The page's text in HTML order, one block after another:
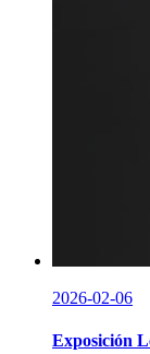
2026-02-06
Exposición